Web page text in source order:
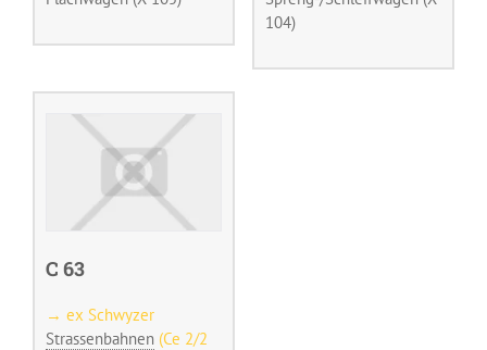
104)
C 63
→ ex Schwyzer
Strassenbahnen (Ce 2/2